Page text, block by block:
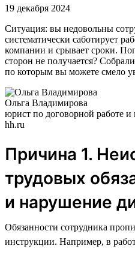
19 декабря 2024
Ситуация: вы недовольны
систематически саботирует
компании и срывает сроки.
сторон не получается?
по которым вы можете смело
Ольга Владимирова
юрист по договорной работе и
hh.ru
Причина 1.
трудовых
и нарушение
Обязанности сотрудника
инструкции. Например, в